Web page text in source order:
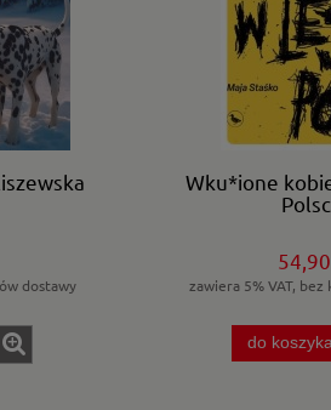
dostawy
Wku*ione
54,90
zawiera 5% VAT,
do koszyka